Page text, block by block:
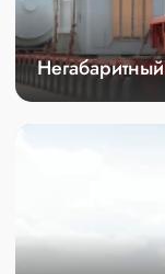
Негабаритный